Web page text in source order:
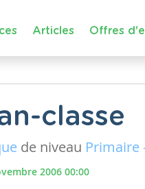
Articles Offres
classe
de niveau Primaire
2006 00:00